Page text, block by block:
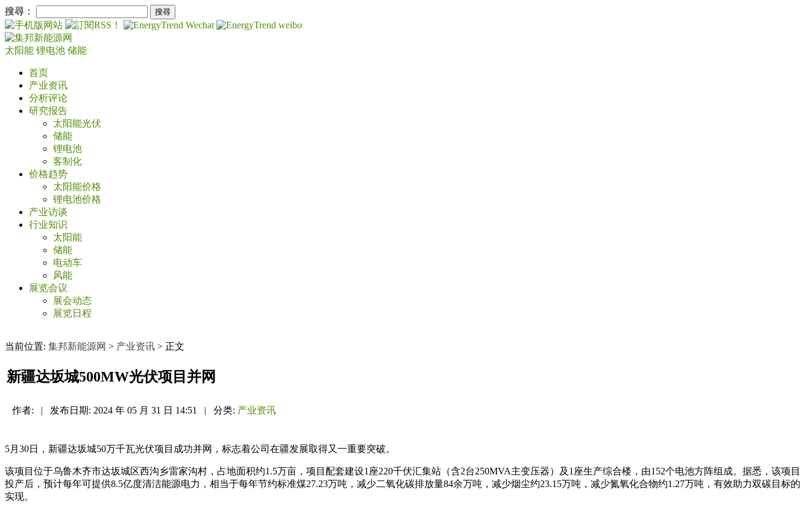
搜尋：
太阳能 锂电池 储能
首页
产业资讯
分析评论
研究报告
太阳能光伏
储能
锂电池
客制化
价格趋势
太阳能价格
锂电池价格
产业访谈
行业知识
太阳能
储能
电动车
风能
展览会议
展会动态
展览日程
当前位置: 集邦新能源网 > 产业资讯 > 正文
新疆达坂城500MW光伏项目并网
作者: | 发布日期: 2024 年 05 月 31 日 14:51 | 分类: 产业资讯
5月30日，新疆达坂城50万千瓦光伏项目成功并网，标志着公司在疆发展取得又一重要突破。
该项目位于乌鲁木齐市达坂城区西沟乡雷家沟村，占地面积约1.5万亩，项目配套建设1座220千伏汇集站（含2台250MVA主变压器）及1座生产综合楼，由152个电池方阵组成。据悉，该项目
投产后，预计每年可提供8.5亿度清洁能源电力，相当于每年节约标准煤27.23万吨，减少二氧化碳排放量84余万吨，减少烟尘约23.15万吨，减少氮氧化合物约1.27万吨，有效助力双碳目标的
实现。